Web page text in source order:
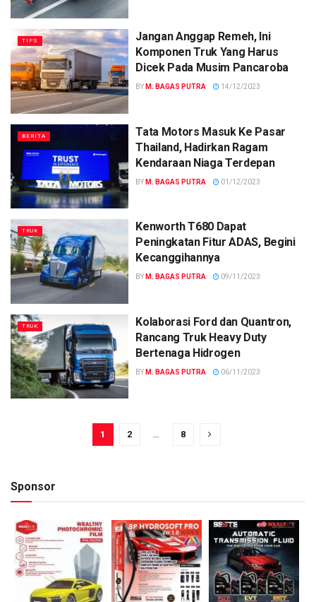
TIPS
Jangan Anggap Remeh, Ini
Komponen Truk Yang Harus
Dicek Pada Musim Pancaroba
BY M. BAGAS PUTRA 14/12/2023
BERITA
Tata Motors Masuk Ke Pasar
Thailand, Hadirkan Ragam
Kendaraan Niaga Terdepan
BY M. BAGAS PUTRA 01/12/2023
TRUK
Kenworth T680 Dapat
Peningkatan Fitur ADAS, Begini
Kecanggihannya
BY M. BAGAS PUTRA 09/11/2023
TRUK
Kolaborasi Ford dan Quantron,
Rancang Truk Heavy Duty
Bertenaga Hidrogen
BY M. BAGAS PUTRA 06/11/2023
1 2 … 8
Sponsor